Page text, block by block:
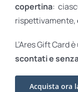
copertina:
rispettivamente,
L’Ares Gift Card
scontati e
Acquista ora